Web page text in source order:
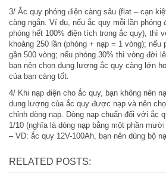
3/ Ắc quy phóng điện càng sâu (flat – cạn
càng ngắn. Ví dụ, nếu ắc quy mỗi lần
phóng hết 100% điện tích trong ắc quy), thì
khoảng 250 lần (phóng + nạp = 1 vòng); nếu
gần 500 vòng; nếu phóng 30% thì vòng đời
bạn nên chọn dung lượng ắc quy càng lớn
của bạn càng tốt.
4/ Khi nạp điện cho ắc quy, bạn không nên
dung lượng của ắc quy được nạp và nên
chỉnh dòng nạp. Dòng nạp chuẩn đối với ắc
1/10 (nghĩa là dòng nạp bằng một phần
– VD: ắc quy 12V-100Ah, bạn nên dùng bộ
RELATED POSTS: